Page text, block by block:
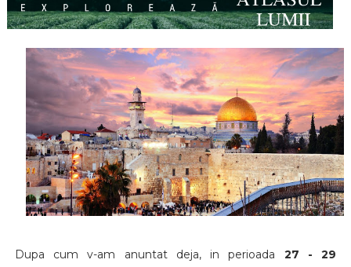
Dupa cum v-am anuntat deja, in perioada 27 - 29